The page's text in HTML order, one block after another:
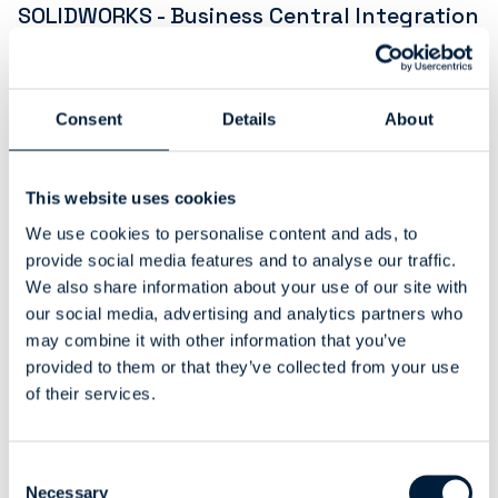
Consent Details About
This website uses cookies
We use cookies to personalise content and ads, to
provide social media features and to analyse our traffic.
We also share information about your use of our site with
our social media, advertising and analytics partners who
may combine it with other information that you’ve
provided to them or that they’ve collected from your use
of their services.
Necessary
SOLIDWORKS - Business Central Integration